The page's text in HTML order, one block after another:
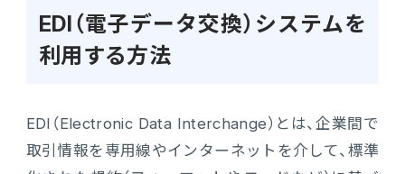
EDI（電子データ交換）システムを
利用する方法
EDI（Electronic Data Interchange）とは、企業間で
取引情報を専用線やインターネットを介して、標準